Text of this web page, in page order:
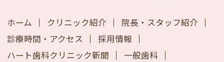
ホーム クリニック紹介
院長・スタッフ紹介
診療時間・アクセス
採用情報
ハート歯科クリニック新聞
一般歯科